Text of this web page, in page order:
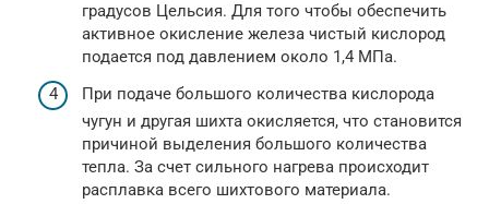
градусов Цельсия. Для того чтобы обеспечить
активное окисление железа чистый кислород
подается под давлением около 1,4 МПа.
При подаче большого количества кислорода
чугун и другая шихта окисляется, что становится
причиной выделения большого количества
тепла. За счет сильного нагрева происходит
расплавка всего шихтового материала.